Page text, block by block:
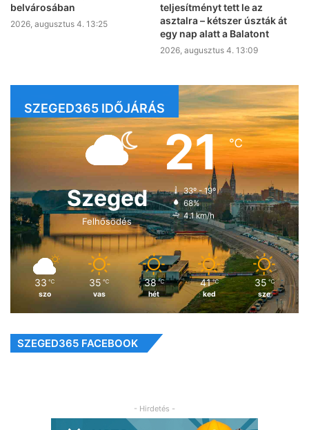
belvárosában
2026, augusztus 4. 13:25
teljesítményt tett le az
asztalra – kétszer úszták át
egy nap alatt a Balatont
2026, augusztus 4. 13:09
SZEGED365 IDŐJÁRÁS
Szeged
Felhősödés
21℃
33º - 19º
68%
4.1 km/h
33 ℃
szo
35 ℃
vas
38 ℃
hét
41 ℃
ked
35 ℃
sze
SZEGED365 FACEBOOK
- Hirdetés -